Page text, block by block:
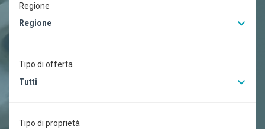
Regione
Regione
Tipo di offerta
Tutti
Tipo di proprietà